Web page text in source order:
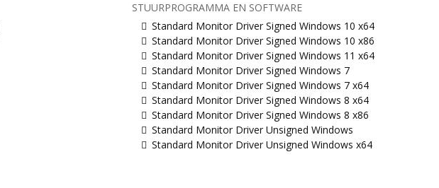
STUURPROGRAMMA EN SOFTWARE
Standard Monitor Driver Signed Windows 10 x64
Standard Monitor Driver Signed Windows 10 x86
Standard Monitor Driver Signed Windows 11 x64
Standard Monitor Driver Signed Windows 7
Standard Monitor Driver Signed Windows 7 x64
Standard Monitor Driver Signed Windows 8 x64
Standard Monitor Driver Signed Windows 8 x86
Standard Monitor Driver Unsigned Windows
Standard Monitor Driver Unsigned Windows x64